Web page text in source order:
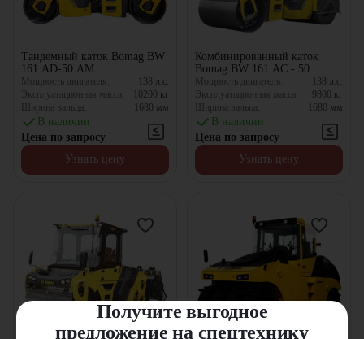
Тандемный каток Bomag BW
161 AD-50 AM
Мощность двигателя: 138 л.с.
Эксплуатационная масса:
10200 кг
Ширина вальца:
1680 мм
В наличии
Цена по запросу
Узнать цену
Комбинированный каток
Bomag BW 161 AC - 50
Мощность двигателя: 138 л.с.
Эксплуатационная масса:
9800 кг
Ширина вальца:
1680 мм
В наличии
Цена по запросу
Узнать цену
Получите выгодное
предложение на спецтехнику